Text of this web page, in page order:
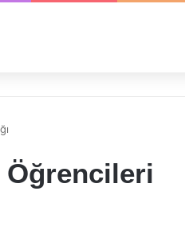
Öğrencileri